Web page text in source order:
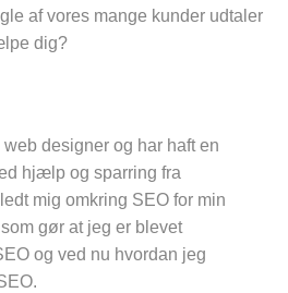
af vores mange kunder udtaler
dig?
designer og har haft en
hjælp og sparring fra
mig omkring SEO for min
gør at jeg er blevet
og ved nu hvordan jeg